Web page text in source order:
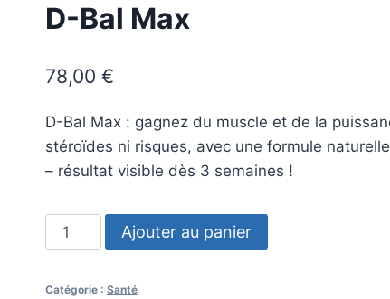
D-Bal Max
78,00 €
D-Bal Max : gagnez du muscle et de la
stéroïdes ni risques, avec une formule
– résultat visible dès 3 semaines !
quantité
de
Ajouter au panier
Catégorie : Santé